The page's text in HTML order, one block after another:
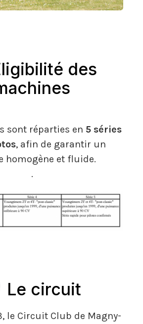
des
sont réparties en 5 séries
, afin de garantir un
homogène et fluide.
.
Le circuit
le Circuit Club de Magny-